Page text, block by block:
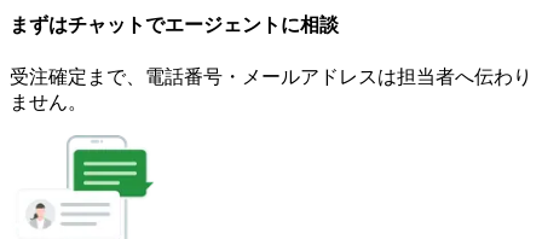
まずはチャットでエージェント に相談
受注確定まで、 電話番号・メールアドレスは担当者へ伝わり
ません。